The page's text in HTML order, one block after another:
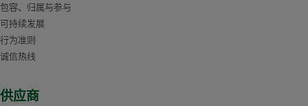
包容、归属与参与
可持续发展
行为准则
诚信热线
供应商